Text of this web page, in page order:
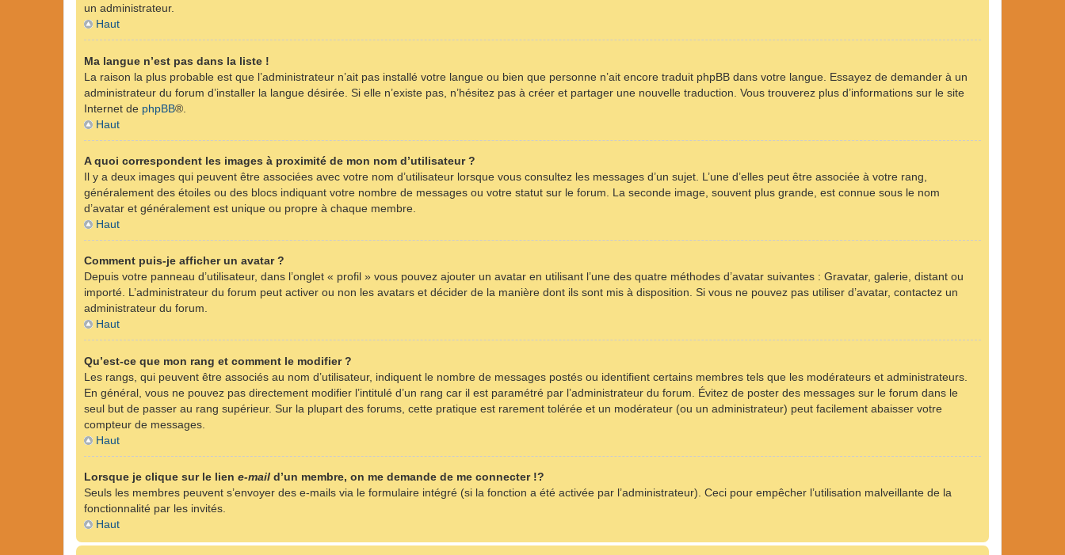
un administrateur.
Haut
Ma langue n’est pas dans la liste !
La raison la plus probable est que l’administrateur n’ait pas installé votre langue ou bien que personne n’ait encore traduit phpBB dans votre langue. Essayez de demander à un
administrateur du forum d’installer la langue désirée. Si elle n’existe pas, n’hésitez pas à créer et partager une nouvelle traduction. Vous trouverez plus d’informations sur le site
Internet de phpBB®.
Haut
A quoi correspondent les images à proximité de mon nom d’utilisateur ?
Il y a deux images qui peuvent être associées avec votre nom d’utilisateur lorsque vous consultez les messages d’un sujet. L’une d’elles peut être associée à votre rang,
généralement des étoiles ou des blocs indiquant votre nombre de messages ou votre statut sur le forum. La seconde image, souvent plus grande, est connue sous le nom
d’avatar et généralement est unique ou propre à chaque membre.
Haut
Comment puis-je afficher un avatar ?
Depuis votre panneau d’utilisateur, dans l’onglet « profil » vous pouvez ajouter un avatar en utilisant l’une des quatre méthodes d’avatar suivantes : Gravatar, galerie, distant ou
importé. L’administrateur du forum peut activer ou non les avatars et décider de la manière dont ils sont mis à disposition. Si vous ne pouvez pas utiliser d’avatar, contactez un
administrateur du forum.
Haut
Qu’est-ce que mon rang et comment le modifier ?
Les rangs, qui peuvent être associés au nom d’utilisateur, indiquent le nombre de messages postés ou identifient certains membres tels que les modérateurs et administrateurs.
En général, vous ne pouvez pas directement modifier l’intitulé d’un rang car il est paramétré par l’administrateur du forum. Évitez de poster des messages sur le forum dans le
seul but de passer au rang supérieur. Sur la plupart des forums, cette pratique est rarement tolérée et un modérateur (ou un administrateur) peut facilement abaisser votre
compteur de messages.
Haut
Lorsque je clique sur le lien e-mail d’un membre, on me demande de me connecter !?
Seuls les membres peuvent s’envoyer des e-mails via le formulaire intégré (si la fonction a été activée par l’administrateur). Ceci pour empêcher l’utilisation malveillante de la
fonctionnalité par les invités.
Haut